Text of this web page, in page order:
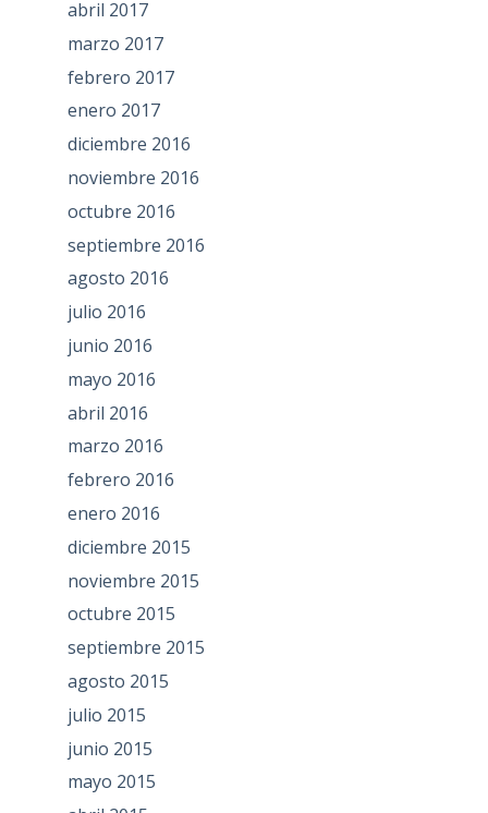
abril 2017
marzo 2017
febrero 2017
enero 2017
diciembre 2016
noviembre 2016
octubre 2016
septiembre 2016
agosto 2016
julio 2016
junio 2016
mayo 2016
abril 2016
marzo 2016
febrero 2016
enero 2016
diciembre 2015
noviembre 2015
octubre 2015
septiembre 2015
agosto 2015
julio 2015
junio 2015
mayo 2015